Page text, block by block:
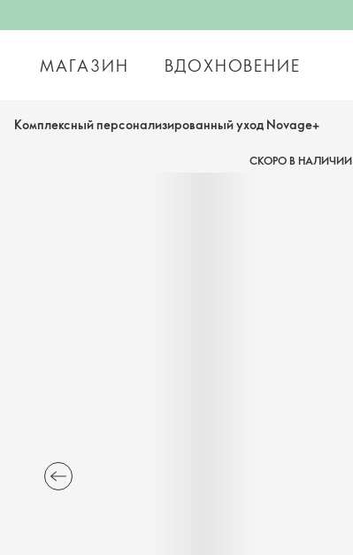
МАГАЗИН ВДОХНОВЕНИЕ
Комплексный персонализированный уход Novage+
СКОРО В НАЛИЧИИ